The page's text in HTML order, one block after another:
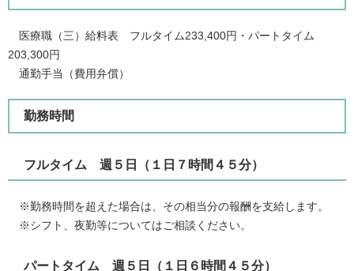
医療職（三）給料表 フルタイム233,400円・パートタイム
203,300円
通勤手当（費用弁償）
勤務時間
フルタイム 週５日（１日７時間４５分）
※勤務時間を超えた場合は、その相当分の報酬を支給します。
※シフト、夜勤等についてはご相談ください。
パートタイム 週５日（１日６時間４５分）